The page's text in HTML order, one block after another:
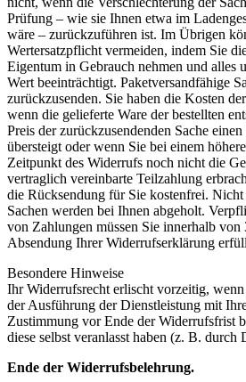
Prüfung – wie sie Ihnen etwa im
wäre – zurückzuführen ist. Im Übrigen
Wertersatzpflicht vermeiden, indem Sie
Eigentum in Gebrauch nehmen und alles
Wert beeinträchtigt. Paketversandfähige
zurückzusenden. Sie haben die Kosten
wenn die gelieferte Ware der bestellten
Preis der zurückzusendenden Sache
übersteigt oder wenn Sie bei einem
Zeitpunkt des Widerrufs noch nicht die
vertraglich vereinbarte Teilzahlung
die Rücksendung für Sie kostenfrei. Nicht
Sachen werden bei Ihnen abgeholt.
von Zahlungen müssen Sie innerhalb von
Absendung Ihrer Widerrufserklärung
Besondere Hinweise
Ihr Widerrufsrecht erlischt vorzeitig,
der Ausführung der Dienstleistung mit
Zustimmung vor Ende der Widerrufsfrist
diese selbst veranlasst haben (z. B. durch
Ende der Widerrufsbelehrung.